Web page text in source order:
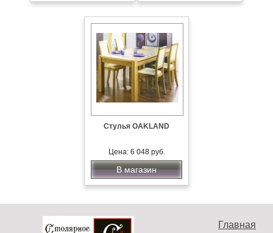
Стулья OAKLAND
Цена: 6 048 руб.
В магазин
Главная